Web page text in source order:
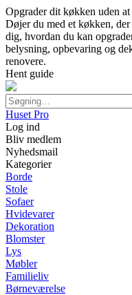
Opgrader dit køkken uden at
Døjer du med et køkken,
dig, hvordan du kan
belysning, opbevaring og
renovere.
Hent guide
Huset Pro
Log ind
Bliv medlem
Nyhedsmail
Kategorier
Borde
Stole
Sofaer
Hvidevarer
Dekoration
Blomster
Lys
Møbler
Familieliv
Børneværelse